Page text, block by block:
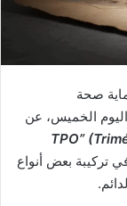
صحة
الخميس، عن
TPO”
تركيبة بعض أنواع